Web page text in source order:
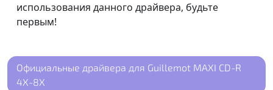
использования данного драйвера, будьте
первым!
Официальные драйвера для Guillemot MAXI CD-R
4X-8X